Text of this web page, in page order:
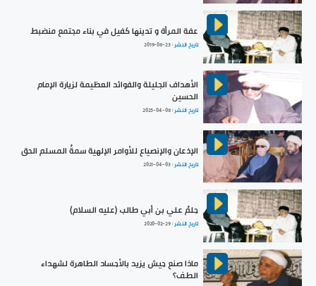
عفة المرأة و تدينها كفيل في بناء مجتمع منضبط
تاريخ النشر :2019-06-23
الأهداف الجليلة والفوائد العظيمة لزيارة الإمام
الحسين
تاريخ النشر :2025-04-06
الإذعان والإنصياع للأوامر الإلهية سمةُ المسلم الحق
تاريخ النشر :2021-04-03
حِلمُ علي بن أبي طالب (عليه السلام)
تاريخ النشر :2020-02-29
ماذا صنع جيش يزيد بالأجساد الطاهرة لشهداء
الطف؟